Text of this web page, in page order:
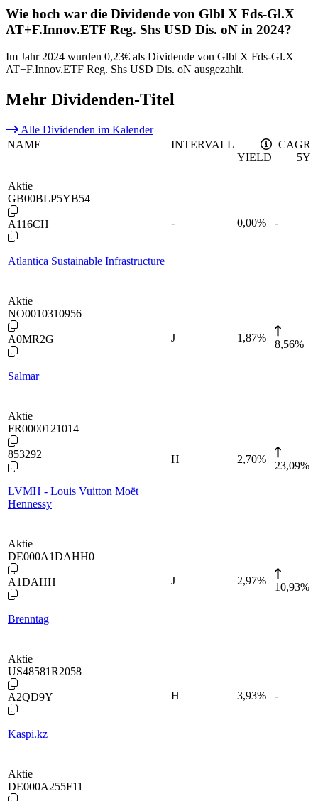
Wie hoch war die Dividende von Glbl X Fds-Gl.X
AT+F.Innov.ETF Reg. Shs USD Dis. oN in 2024?
Im Jahr 2024 wurden 0,23€ als Dividende von Glbl X Fds-Gl.X
AT+F.Innov.ETF Reg. Shs USD Dis. oN ausgezahlt.
Mehr Dividenden-Titel
Alle Dividenden im Kalender
NAME
INTERVALL
YIELD
CAGR
5Y
Aktie
GB00BLP5YB54
A116CH
Atlantica Sustainable Infrastructure
- 0,00% -
Aktie
NO0010310956
A0MR2G
Salmar
J 1,87%
8,56%
Aktie
FR0000121014
853292
LVMH - Louis Vuitton Moët
Hennessy
H 2,70%
23,09%
Aktie
DE000A1DAHH0
A1DAHH
Brenntag
J 2,97%
10,93%
Aktie
US48581R2058
A2QD9Y
Kaspi.kz
H 3,93% -
Aktie
DE000A255F11